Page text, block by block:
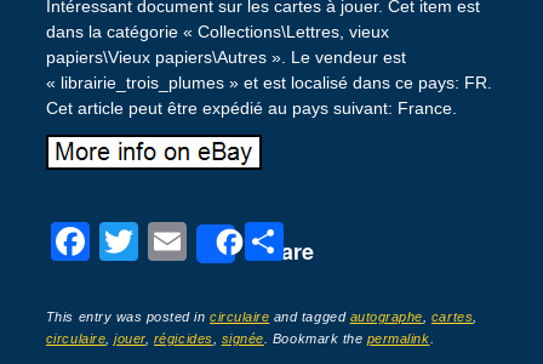
Intéressant document sur les cartes à jouer. Cet item est
dans la catégorie « Collections\Lettres, vieux
papiers\Vieux papiers\Autres ». Le vendeur est
« librairie_trois_plumes » et est localisé dans ce pays: FR.
Cet article peut être expédié au pays suivant: France.
F
c
T
tt
E
ail
Share
P
ta
This entry was posted incirculaire and tagged autographe cartes
circulaire ,jouer, régicides signée . Bookmark the permalink